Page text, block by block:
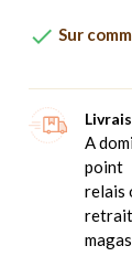
 Sur
A
point
relais
retrait